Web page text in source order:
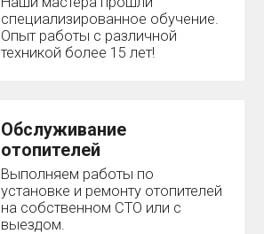
специализированное обучение.
Опыт работы с различной
техникой более 15 лет!
Обслуживание
отопителей
Выполняем работы по
установке и ремонту отопителей
на собственном СТО или с
выездом.